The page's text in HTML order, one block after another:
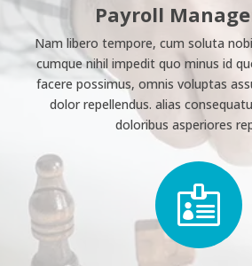
Payroll
Nam libero tempore, cum soluta
cumque nihil impedit quo minus id
facere possimus, omnis voluptas
dolor repellendus. alias
doloribus asperiores
